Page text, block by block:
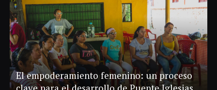
El empoderamiento femenino: un proceso